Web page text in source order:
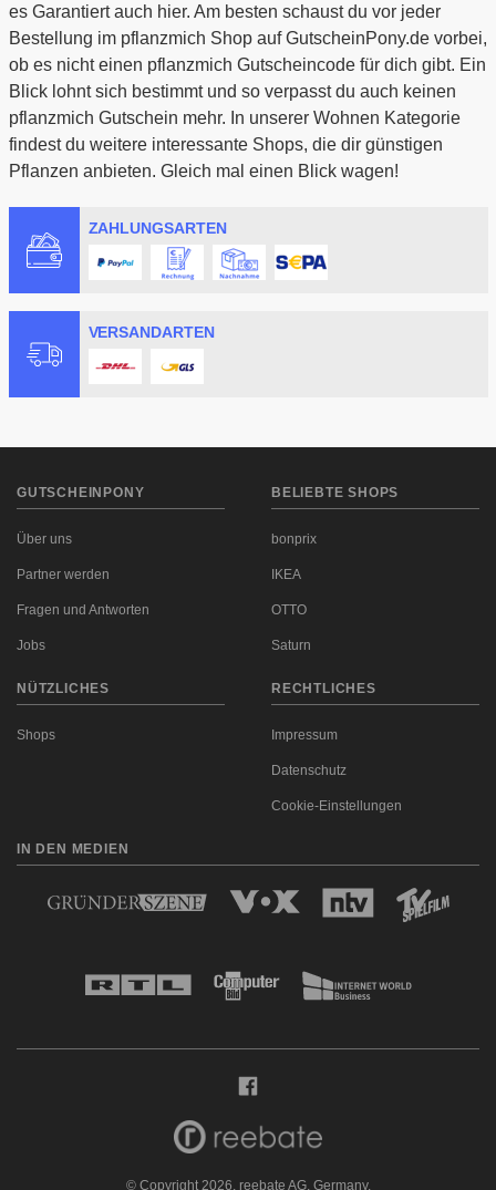
es Garantiert auch hier. Am besten schaust du vor jeder
Bestellung im pflanzmich Shop auf GutscheinPony.de vorbei,
ob es nicht einen pflanzmich Gutscheincode für dich gibt. Ein
Blick lohnt sich bestimmt und so verpasst du auch keinen
pflanzmich Gutschein mehr. In unserer Wohnen Kategorie
findest du weitere interessante Shops, die dir günstigen
Pflanzen anbieten. Gleich mal einen Blick wagen!
ZAHLUNGSARTEN
VERSANDARTEN
GUTSCHEINPONY
Über uns
Partner werden
Fragen und Antworten
Jobs
BELIEBTE SHOPS
bonprix
IKEA
OTTO
Saturn
NÜTZLICHES
Shops
RECHTLICHES
Impressum
Datenschutz
Cookie-Einstellungen
IN DEN MEDIEN
© Copyright 2026, reebate AG, Germany.